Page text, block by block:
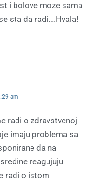
i bolove moze sama
sta da radi….Hvala!
am
radi o zdravstvenoj
imaju problema sa
da na
reagujuju
radi o istom